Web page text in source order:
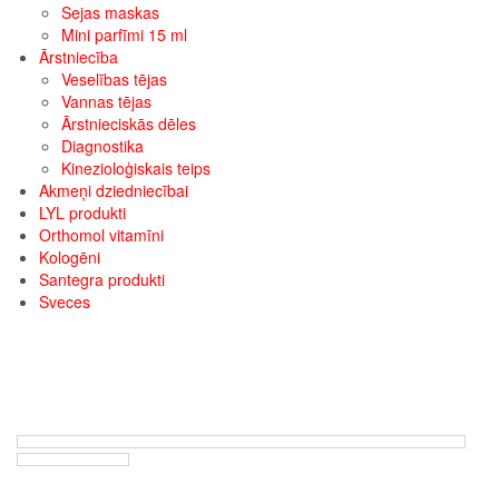
Sejas maskas
Mini parfīmi 15 ml
Ārstniecība
Veselības tējas
Vannas tējas
Ārstnieciskās dēles
Diagnostika
Kinezioloģiskais teips
Akmeņi dziedniecībai
LYL produkti
Orthomol vitamīni
Kologēni
Santegra produkti
Sveces